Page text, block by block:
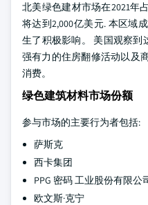
北美绿色建材市场在2021年
将达到2,000亿美元. 本区域
生了积极影响。 美国观察到
强有力的住房翻修活动以及
消费。
绿色建筑材料市场份额
参与市场的主要行为者包括:
萨斯克
西卡集团
PPG 密码 工业股份有限公
欧文斯·克宁